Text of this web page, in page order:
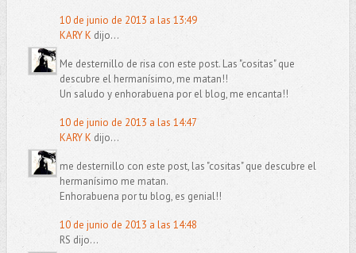
10 de junio de 2013 a las 13:49
KARY K dijo...
Me desternillo de risa con este post. Las "cositas" que
descubre el hermanísimo, me matan!!
Un saludo y enhorabuena por el blog, me encanta!!
10 de junio de 2013 a las 14:47
KARY K dijo...
me desternillo con este post, las "cositas" que descubre el
hermanísimo me matan.
Enhorabuena por tu blog, es genial!!
10 de junio de 2013 a las 14:48
RS dijo...